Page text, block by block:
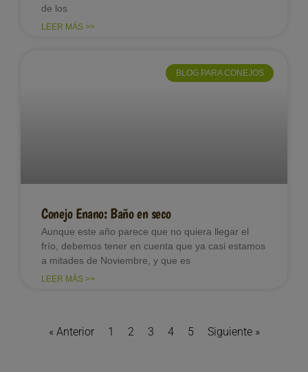
de los
LEER MÁS >>
BLOG PARA CONEJOS
Conejo Enano: Baño en seco
Aunque este año parece que no quiera llegar el
frío, debemos tener en cuenta que ya casi estamos
a mitades de Noviembre, y que es
LEER MÁS >>
« Anterior 1 2 3 4 5 Siguiente »